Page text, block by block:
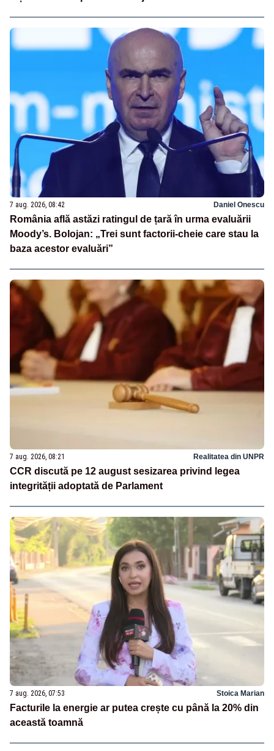
7 aug. 2026, 08:42 Daniel Onescu
România află astăzi ratingul de țară în urma evaluării
Moody’s. Bolojan: „Trei sunt factorii-cheie care stau la
baza acestor evaluări”
7 aug. 2026, 08:21 Realitatea din UNPR
CCR discută pe 12 august sesizarea privind legea
integrității adoptată de Parlament
7 aug. 2026, 07:53 Stoica Marian
Facturile la energie ar putea crește cu până la 20% din
această toamnă